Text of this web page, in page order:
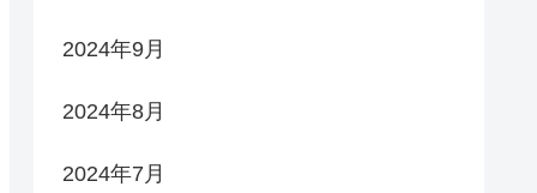
2024年9月
2024年8月
2024年7月